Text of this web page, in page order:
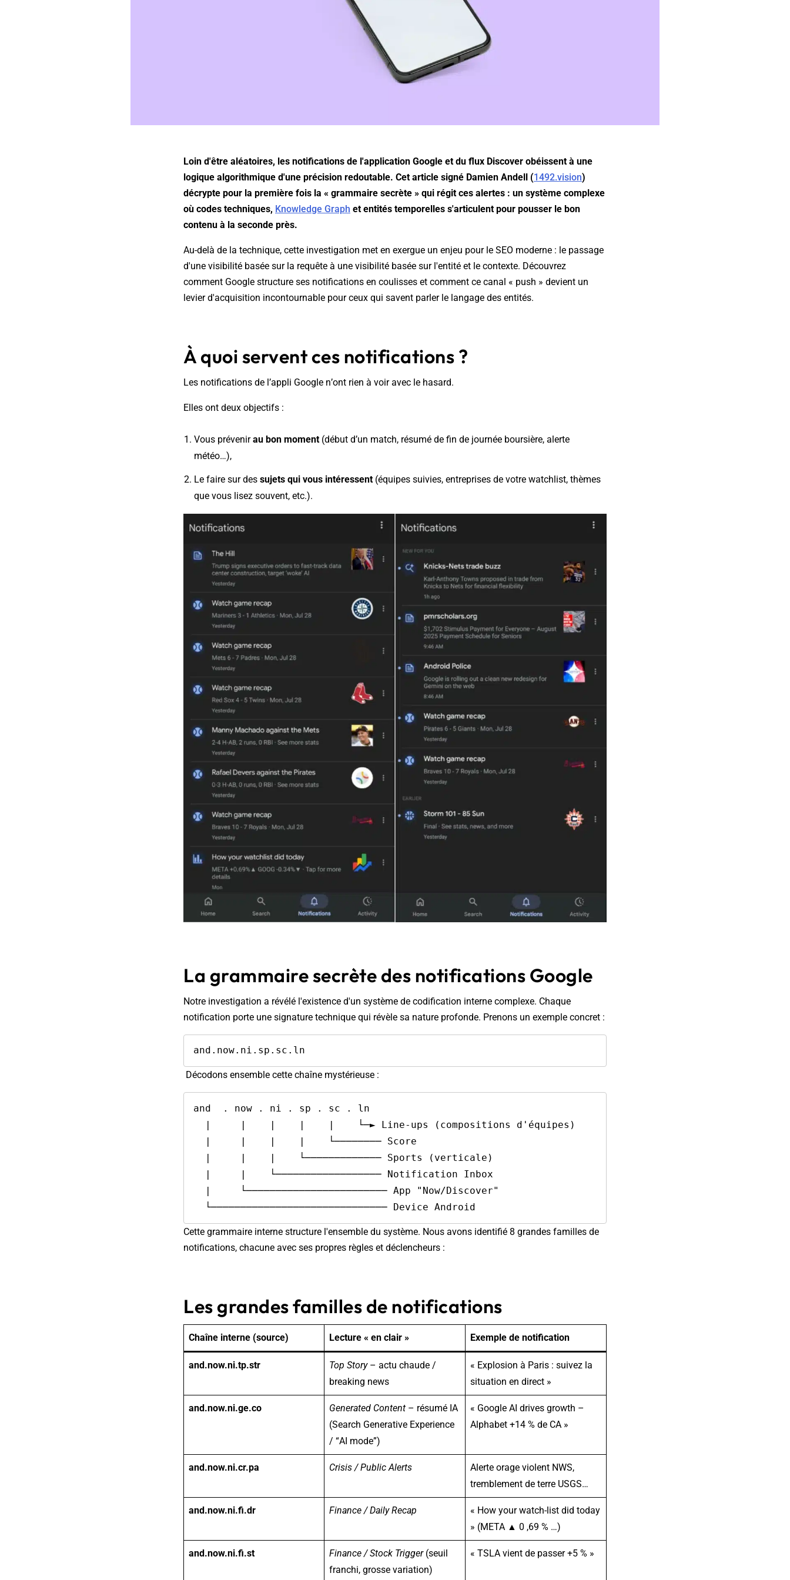
Loin d'être aléatoires, les notifications de l'application Google et du flux Discover obéissent à une
logique algorithmique d'une précision redoutable. Cet article signé Damien Andell (1492.vision)
décrypte pour la première fois la « grammaire secrète » qui régit ces alertes : un système complexe
où codes techniques, Knowledge Graph et entités temporelles s'articulent pour pousser le bon
contenu à la seconde près.
Au-delà de la technique, cette investigation met en exergue un enjeu pour le SEO moderne : le passage
d'une visibilité basée sur la requête à une visibilité basée sur l'entité et le contexte. Découvrez
comment Google structure ses notifications en coulisses et comment ce canal « push » devient un
levier d'acquisition incontournable pour ceux qui savent parler le langage des entités.
À quoi servent ces notifications ?
Les notifications de l’appli Google n’ont rien à voir avec le hasard.
Elles ont deux objectifs :
Vous prévenirau bon moment(début d’un match, résumé de fin de journée boursière, alerte
météo…),
Le faire sur dessujets qui vous intéressent(équipes suivies, entreprises de votre watchlist, thèmes
que vous lisez souvent, etc.).
La grammaire secrète des notifications Google
Notre investigation a révélé l'existence d'un système de codification interne complexe. Chaque
notification porte une signature technique qui révèle sa nature profonde. Prenons un exemple concret :
and.now.ni.sp.sc.ln
Décodons ensemble cette chaîne mystérieuse :
and  . now . ni . sp . sc . ln
Cette grammaire interne structure l'ensemble du système. Nous avons identifié 8 grandes familles de
notifications, chacune avec ses propres règles et déclencheurs :
Les grandes familles de notifications
Chaîne interne (source) Lecture « en clair » Exemple de notification
and.now.ni.tp.str Top Story– actu chaude /
breaking news
« Explosion à Paris : suivez la
situation en direct »
and.now.ni.ge.co Generated Content – résumé IA
(Search Generative Experience
/ “AI mode”)
« Google AI drives growth –
Alphabet +14 % de CA »
and.now.ni.cr.pa Crisis / Public Alerts
Alerte orage violent NWS,
tremblement de terre USGS…
and.now.ni.fi.dr Finance / Daily Recap
« How your watch-list did today
» (META ▲ 0 ,69 % …)
and.now.ni.fi.st Finance / Stock Trigger(seuil
franchi, grosse variation)
« TSLA vient de passer +5 % »